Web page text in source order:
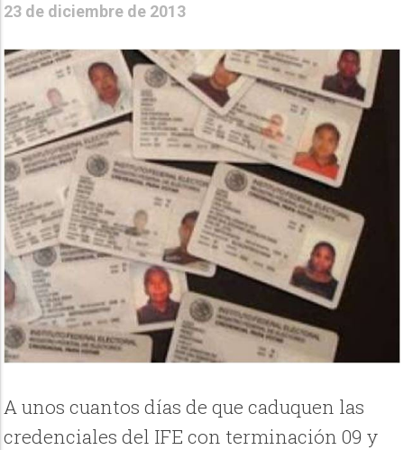
23 de diciembre de 2013
A unos cuantos días de que caduquen las
credenciales del IFE con terminación 09 y